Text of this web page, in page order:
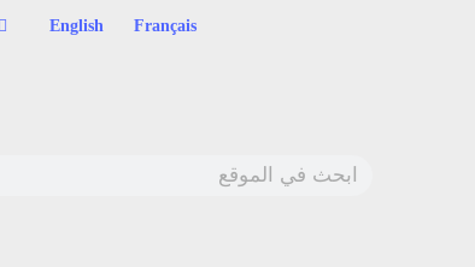
Français
English